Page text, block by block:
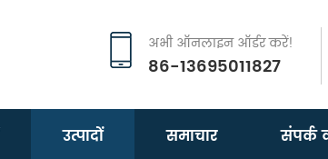
अभी ऑनलाइन ऑर्डर करें!
86-13695011827
उत्पादों समाचार संपर्क